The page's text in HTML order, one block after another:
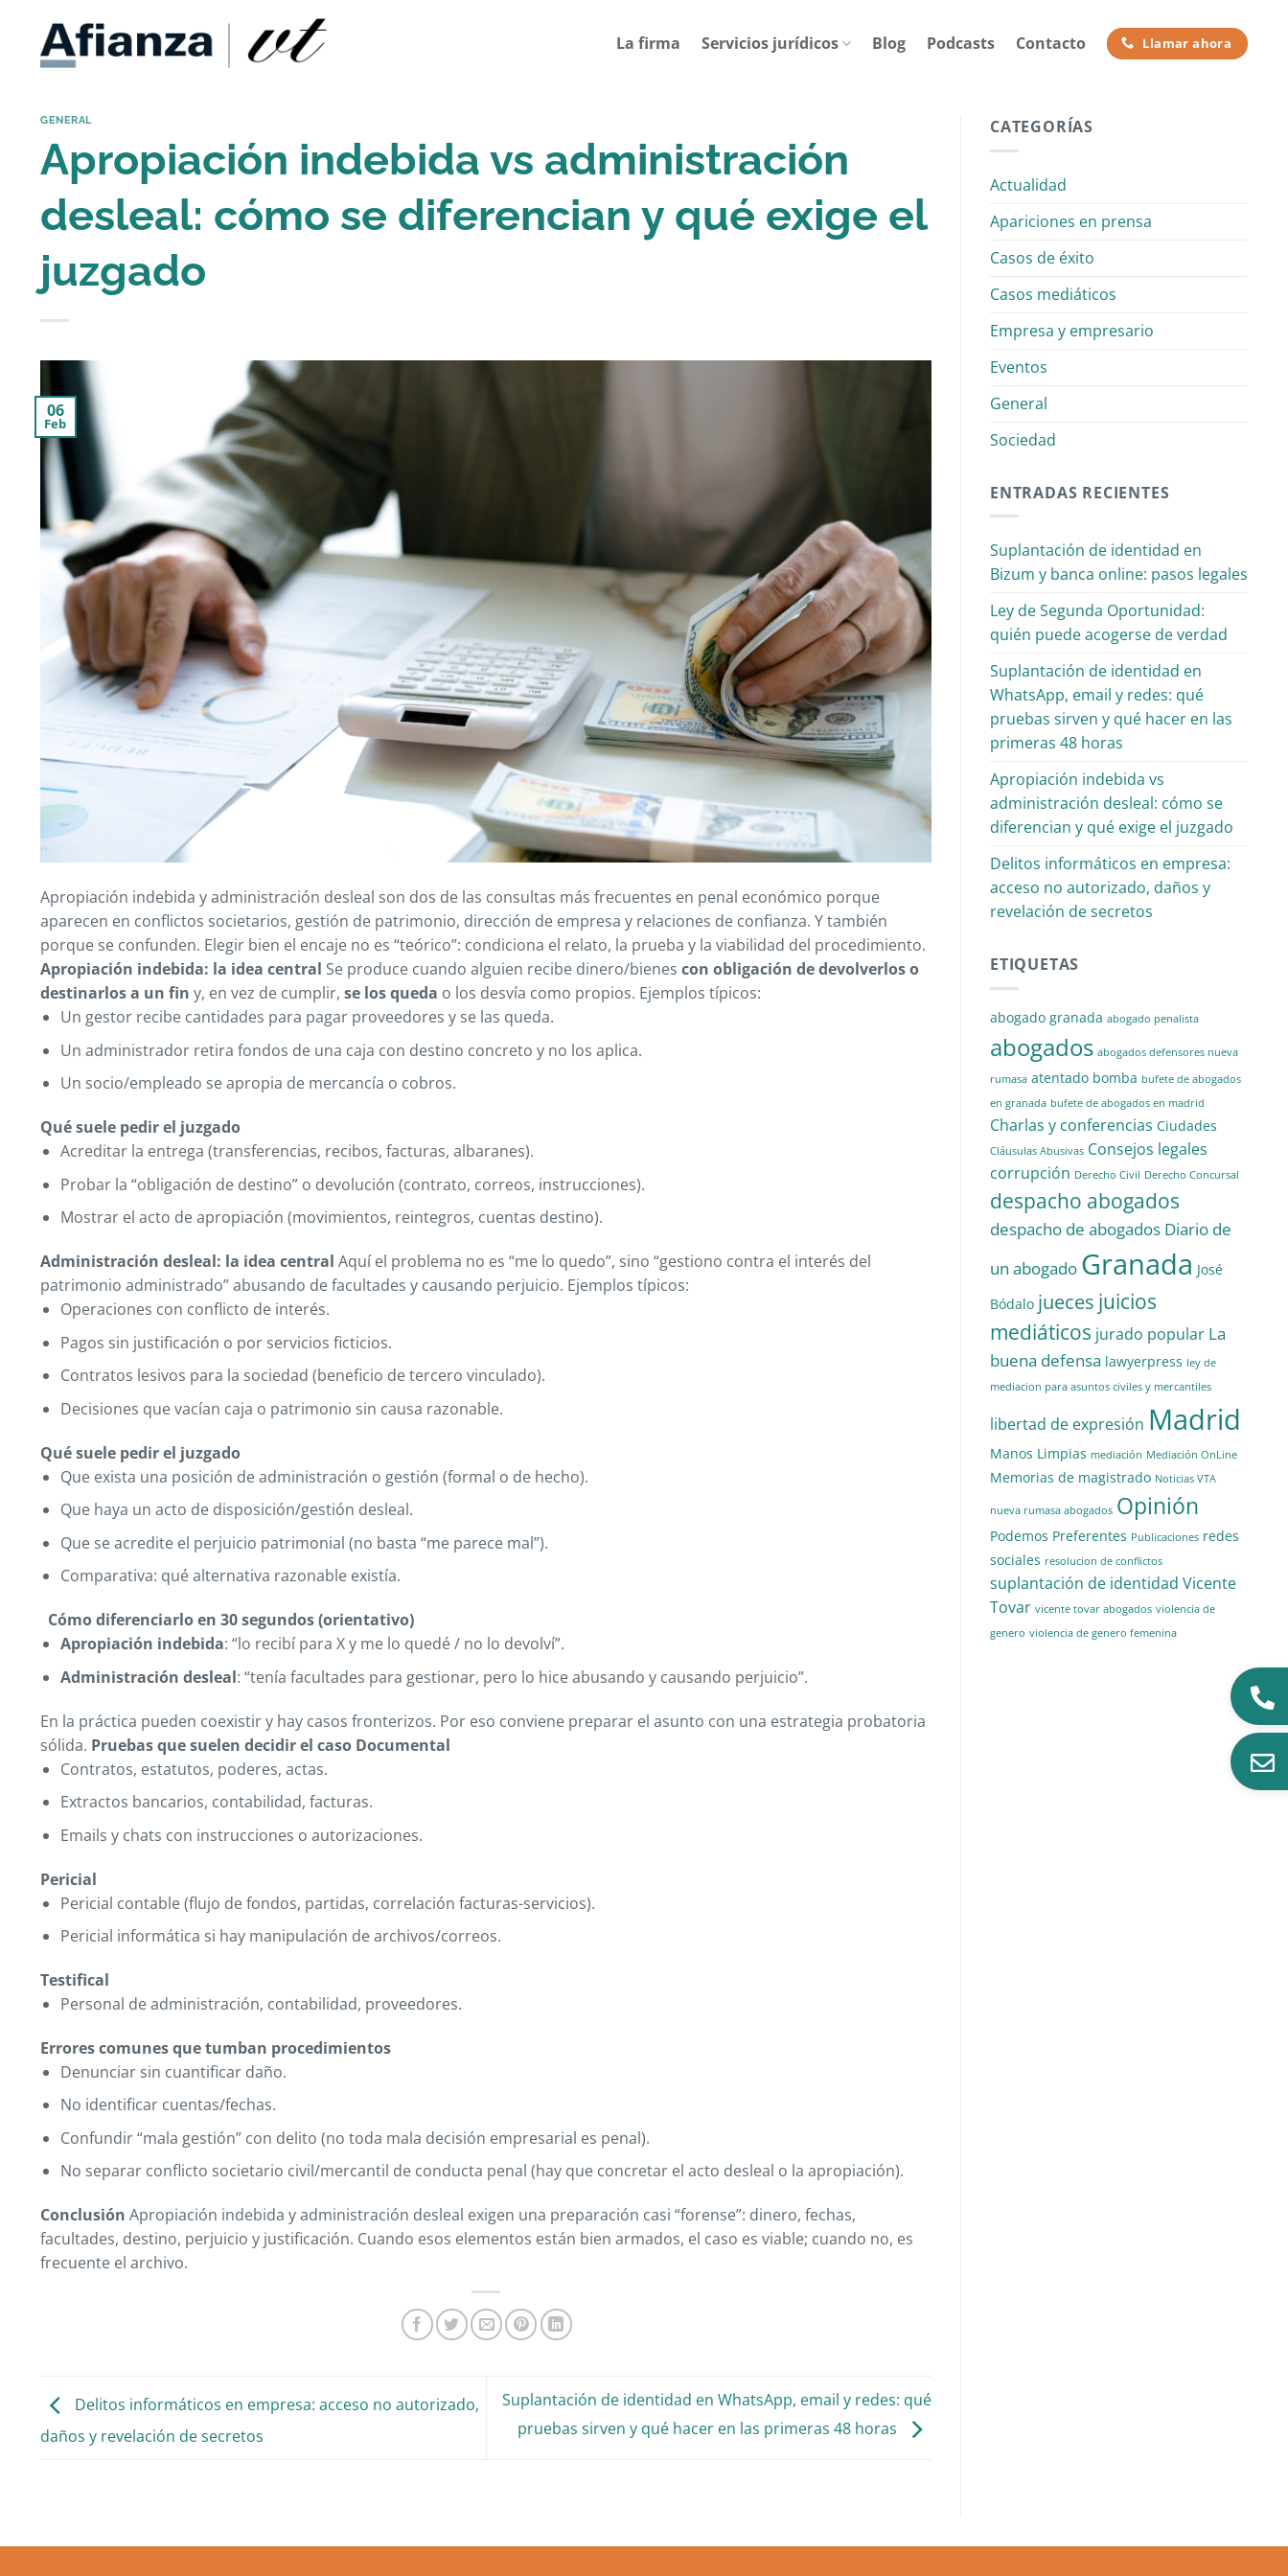
contenido
La firma Servicios jurídicos Blog Podcasts Contacto Llamar ahora
GENERAL
Apropiación indebida vs administración
desleal: cómo se diferencian y qué exige el
juzgado
06
Feb
Apropiación indebida y administración desleal son dos de las consultas más frecuentes en penal económico porque
aparecen en conflictos societarios, gestión de patrimonio, dirección de empresa y relaciones de confianza. Y también
porque se confunden. Elegir bien el encaje no es “teórico”: condiciona el relato, la prueba y la viabilidad del procedimiento.
Apropiación indebida: la idea central Se produce cuando alguien recibe dinero/bienes con obligación de devolverlos o
destinarlos a un fin y, en vez de cumplir, se los queda o los desvía como propios. Ejemplos típicos:
Un gestor recibe cantidades para pagar proveedores y se las queda.
Un administrador retira fondos de una caja con destino concreto y no los aplica.
Un socio/empleado se apropia de mercancía o cobros.
Qué suele pedir el juzgado
Acreditar la entrega (transferencias, recibos, facturas, albaranes).
Probar la “obligación de destino” o devolución (contrato, correos, instrucciones).
Mostrar el acto de apropiación (movimientos, reintegros, cuentas destino).
Administración desleal: la idea central Aquí el problema no es “me lo quedo”, sino “gestiono contra el interés del
patrimonio administrado” abusando de facultades y causando perjuicio. Ejemplos típicos:
Operaciones con conflicto de interés.
Pagos sin justificación o por servicios ficticios.
Contratos lesivos para la sociedad (beneficio de tercero vinculado).
Decisiones que vacían caja o patrimonio sin causa razonable.
Qué suele pedir el juzgado
Que exista una posición de administración o gestión (formal o de hecho).
Que haya un acto de disposición/gestión desleal.
Que se acredite el perjuicio patrimonial (no basta “me parece mal”).
Comparativa: qué alternativa razonable existía.
Cómo diferenciarlo en 30 segundos (orientativo)
Apropiación indebida: “lo recibí para X y me lo quedé / no lo devolví”.
Administración desleal: “tenía facultades para gestionar, pero lo hice abusando y causando perjuicio”.
En la práctica pueden coexistir y hay casos fronterizos. Por eso conviene preparar el asunto con una estrategia probatoria
sólida. Pruebas que suelen decidir el caso Documental
Contratos, estatutos, poderes, actas.
Extractos bancarios, contabilidad, facturas.
Emails y chats con instrucciones o autorizaciones.
Pericial
Pericial contable (flujo de fondos, partidas, correlación facturas-servicios).
Pericial informática si hay manipulación de archivos/correos.
Testifical
Personal de administración, contabilidad, proveedores.
Errores comunes que tumban procedimientos
Denunciar sin cuantificar daño.
No identificar cuentas/fechas.
Confundir “mala gestión” con delito (no toda mala decisión empresarial es penal).
No separar conflicto societario civil/mercantil de conducta penal (hay que concretar el acto desleal o la apropiación).
Conclusión Apropiación indebida y administración desleal exigen una preparación casi “forense”: dinero, fechas,
facultades, destino, perjuicio y justificación. Cuando esos elementos están bien armados, el caso es viable; cuando no, es
frecuente el archivo.
Delitos informáticos en empresa: acceso no autorizado,
daños y revelación de secretos
Suplantación de identidad en WhatsApp, email y redes: qué
pruebas sirven y qué hacer en las primeras 48 horas
CATEGORÍAS
Actualidad
Apariciones en prensa
Casos de éxito
Casos mediáticos
Empresa y empresario
Eventos
General
Sociedad
ENTRADAS RECIENTES
Suplantación de identidad en
Bizum y banca online: pasos legales
Ley de Segunda Oportunidad:
quién puede acogerse de verdad
Suplantación de identidad en
WhatsApp, email y redes: qué
pruebas sirven y qué hacer en las
primeras 48 horas
Apropiación indebida vs
administración desleal: cómo se
diferencian y qué exige el juzgado
Delitos informáticos en empresa:
acceso no autorizado, daños y
revelación de secretos
ETIQUETAS
abogado granada abogado penalista
abogados abogados defensores nueva
rumasa atentado bomba bufete de abogados
en granada bufete de abogados en madrid
Charlas y conferencias Ciudades
Cláusulas Abusivas Consejos legales
corrupción Derecho Civil Derecho Concursal
despacho abogados
despacho de abogados Diario de
un abogado Granada José
Bódalo jueces juicios
mediáticos jurado popular La
buena defensa lawyerpress ley de
mediacion para asuntos civiles y mercantiles
libertad de expresión Madrid
Manos Limpias mediación Mediación OnLine
Memorias de magistrado Noticias VTA
nueva rumasa abogados Opinión
Podemos Preferentes Publicaciones redes
sociales resolucion de conflictos
suplantación de identidad Vicente
Tovar vicente tovar abogados violencia de
genero violencia de genero femenina